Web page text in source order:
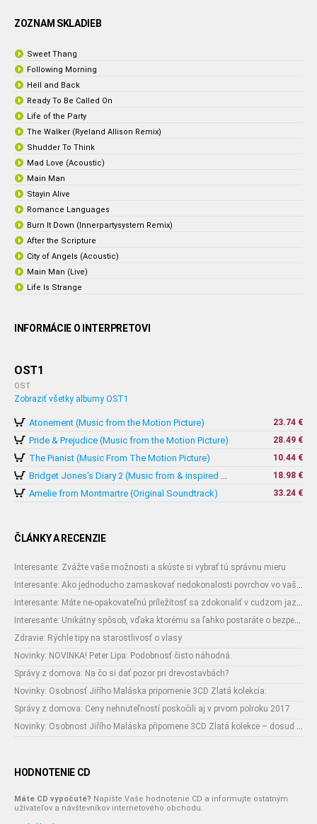
ZOZNAM SKLADIEB
Sweet Thang
Following Morning
Hell and Back
Ready To Be Called On
Life of the Party
The Walker (Ryeland Allison Remix)
Shudder To Think
Mad Love (Acoustic)
Main Man
Stayin Alive
Romance Languages
Burn It Down (Innerpartysystem Remix)
After the Scripture
City of Angels (Acoustic)
Main Man (Live)
Life Is Strange
INFORMÁCIE O INTERPRETOVI
OST1
OST
Zobraziť všetky albumy OST1
Atonement (Music from the Motion Picture) 23.74 €
Pride & Prejudice (Music from the Motion Picture) 28.49 €
The Pianist (Music From The Motion Picture)
10.44 €
Bridget Jones's Diary 2 (Music from & inspired by The Motion Picture)
18.98 €
Amelie from Montmartre (Original Soundtrack) 33.24 €
ČLÁNKY A RECENZIE
Interesante: Zvážte vaše možnosti a skúste si vybrať tú správnu mieru
Interesante: Ako jednoducho zamaskovať nedokonalosti povrchov vo vašom interiéri
Interesante: Máte ne-opakovateľnú príležitosť sa zdokonaliť v cudzom jazyku
Interesante: Unikátny spôsob, vďaka ktorému sa ľahko postaráte o bezpečnosť vašich zásielok
Zdravie: Rýchle tipy na starostlivosť o vlasy
Novinky: NOVINKA! Peter Lipa: Podobnosť čisto náhodná.
Správy z domova: Na čo si dať pozor pri drevostavbách?
Novinky: Osobnosť Jiřího Maláska pripomenie 3CD Zlatá kolekcia:
Správy z domova: Ceny nehnuteľností poskočili aj v prvom polroku 2017
Novinky: Osobnost Jiřího Maláska připomene 3CD Zlatá kolekce – dosud nejobsáhlejší soubor nahrávek legendárního umělce!
HODNOTENIE CD
Máte CD vypočuté? Napíšte Vaše hodnotenie CD a informujte ostatným
užívateľov a návštevníkov internetového obchodu.